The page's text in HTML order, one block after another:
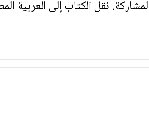
نقل الكتاب إلى العربية